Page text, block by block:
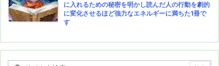
に入れるための秘密を明かし読んだ人の行動を劇的
に変化させるほど強力なエネルギーに満ちた1冊で
す